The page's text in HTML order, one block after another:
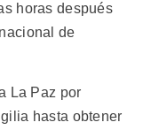
horas después
de
La Paz por
hasta obtener